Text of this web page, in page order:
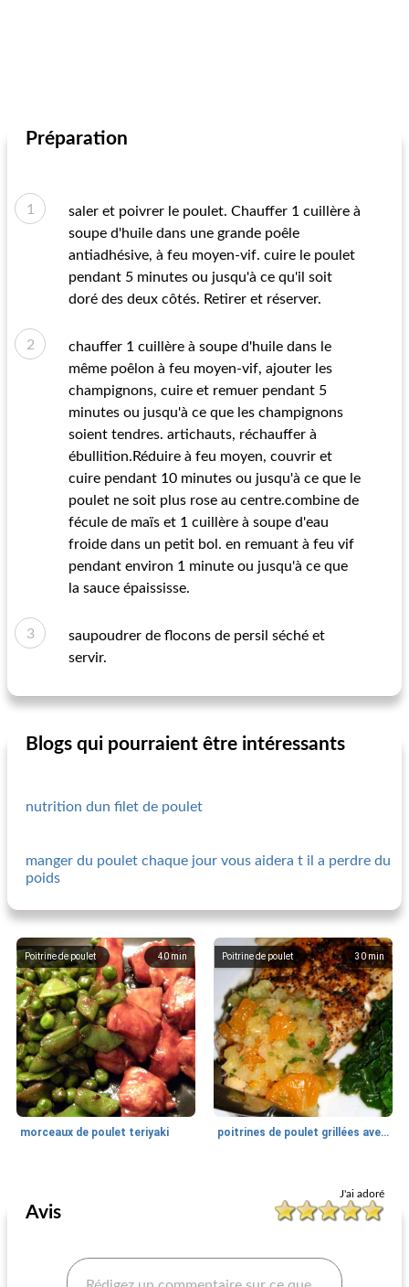
Préparation
saler et poivrer le poulet. Chauffer 1 cuillère à
soupe d'huile dans une grande poêle
antiadhésive, à feu moyen-vif. cuire le poulet
pendant 5 minutes ou jusqu'à ce qu'il soit
doré des deux côtés. Retirer et réserver.
chauffer 1 cuillère à soupe d'huile dans le
même poêlon à feu moyen-vif, ajouter les
champignons, cuire et remuer pendant 5
minutes ou jusqu'à ce que les champignons
soient tendres. artichauts, réchauffer à
ébullition.Réduire à feu moyen, couvrir et
cuire pendant 10 minutes ou jusqu'à ce que le
poulet ne soit plus rose au centre.combine de
fécule de maïs et 1 cuillère à soupe d'eau
froide dans un petit bol. en remuant à feu vif
pendant environ 1 minute ou jusqu'à ce que
la sauce épaississe.
saupoudrer de flocons de persil séché et
servir.
Blogs qui pourraient être intéressants
nutrition dun filet de poulet
manger du poulet chaque jour vous aidera t il a perdre du
poids
40 min
Poitrine de poulet
morceaux de poulet teriyaki
30min
Poitrine de poulet
poitrines de poulet grillées avec salsa à la mandarine
J'ai adoré
Avis